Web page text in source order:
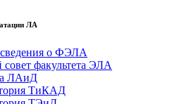
ЛА
о ФЭЛА
факультета ЭЛА
ЛАиД
ТиКАД